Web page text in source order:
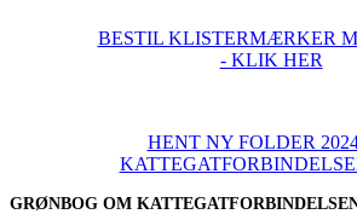
BESTIL KLISTERMÆRKER
- KLIK HER
HENT NY FOLDER
GRØNBOG OM